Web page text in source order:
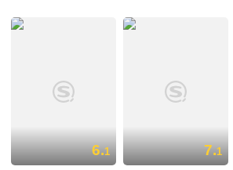
6.1 7.1